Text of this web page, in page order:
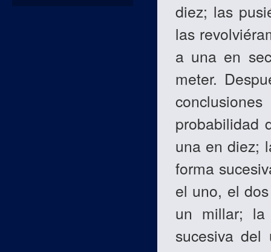
diez; las
las
a una en
meter.
probabilidad
una en diez;
forma
el uno, el
un millar; la
sucesiva